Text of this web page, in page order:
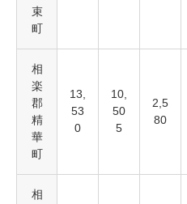
束
町
相
楽
郡
精
華
町
13,
53
0
10,
50
5
2,5
80
相